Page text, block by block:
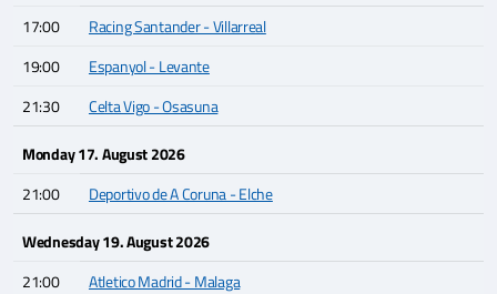
17:00
Racing Santander - Villarreal
19:00
Espanyol - Levante
21:30
Celta Vigo - Osasuna
Monday 17. August 2026
21:00
Deportivo de A Coruna - Elche
Wednesday 19. August 2026
21:00
Atletico Madrid - Malaga